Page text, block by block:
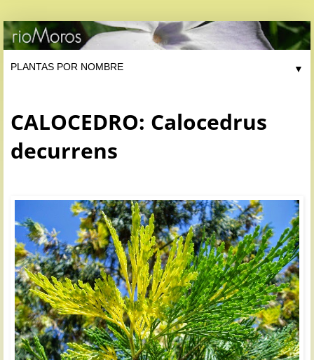
▼
CALOCEDRO: Calocedrus
decurrens